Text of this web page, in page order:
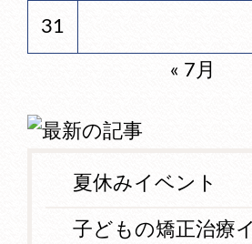
31
« 7月
夏休みイベント
子どもの矯正治療